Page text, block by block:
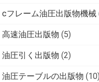
cフレーム油圧出版物機械
高速油圧出版物 (5)
油圧引く出版物 (2)
油圧テーブルの出版物 (10)